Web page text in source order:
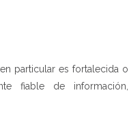
particular es fortalecida o
fiable de información,